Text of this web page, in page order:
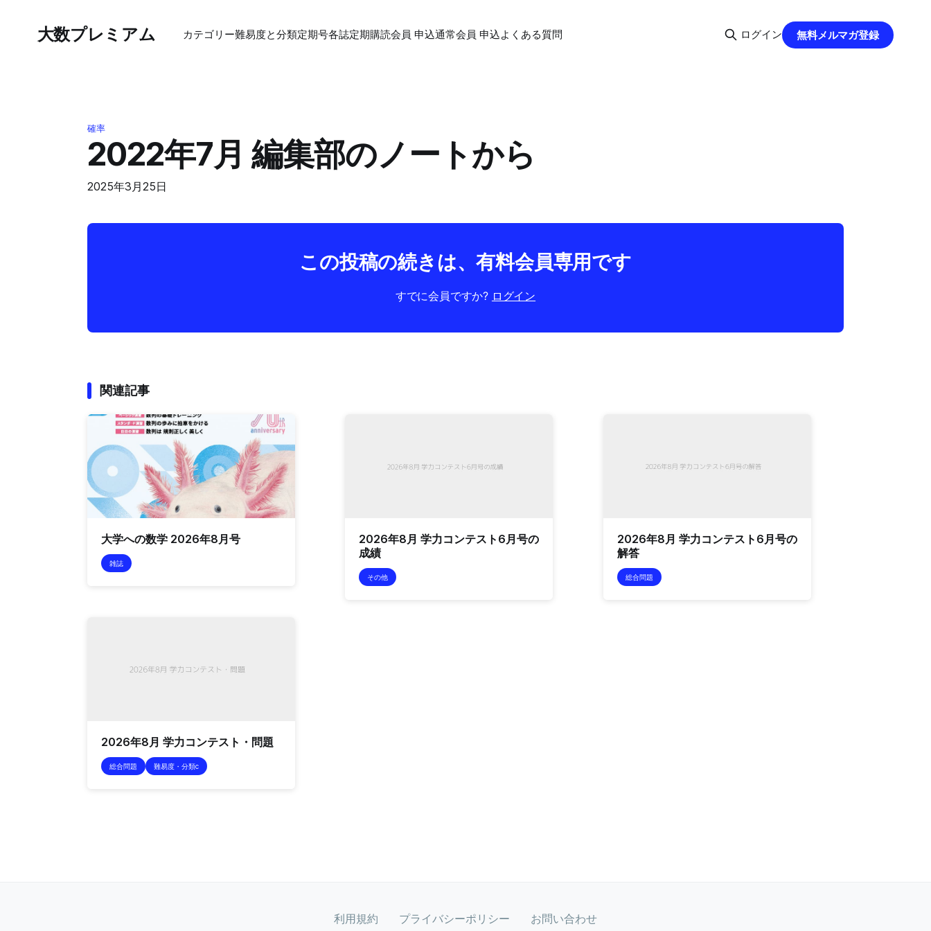
大数プレミアム カテゴリー難易度と分類定期号各誌定期購読会員 申込通常会員 申込よくある質問 ログイン 無料メルマガ登録
確率
2022年7月 編集部のノートから
2025年3月25日
この投稿の続きは、有料会員専用です
すでに会員ですか? ログイン
関連記事
大学への数学 2026年8月号
雑誌
2026年8月 学力コンテスト6月号の
成績
その他
2026年8月 学力コンテスト6月号の
解答
総合問題
2026年8月 学力コンテスト・問題
総合問題 難易度・分類c
利用規約 プライバシーポリシー お問い合わせ